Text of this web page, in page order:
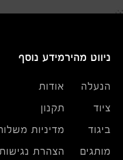
ניווט מהיר
הנעלה
ציוד
ביגוד
מותגים
מידע נוסף
אודות
תקנון
מדיניות
הצהרת